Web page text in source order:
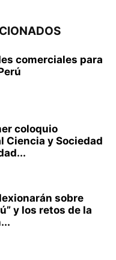
comerciales para
coloquio
Ciencia y Sociedad
sobre
y los retos de la